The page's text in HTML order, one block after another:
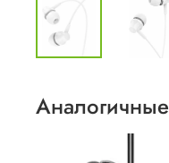
Аналогичные